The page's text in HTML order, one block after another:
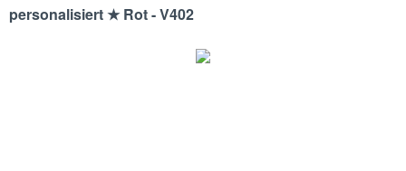
personalisiert ★ Rot - V402